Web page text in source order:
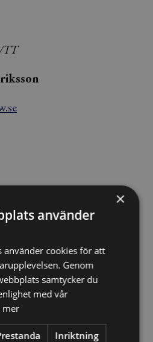
TT
hjälp?
direkt via knappen nedan.
×
använder
använder cookies för att
Genom
samtycker du
med vår
mer
Inriktning